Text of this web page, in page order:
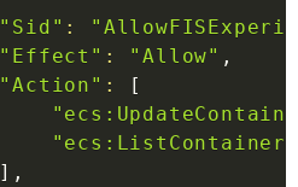
"Sid" :
"Effect" : "Allow" ,
"Action" :
[
] ,